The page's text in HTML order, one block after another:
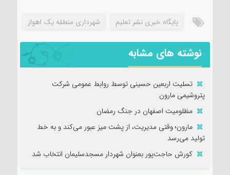
پایگاه خبری نشر تعلیم شهرداری منطقه یک اهواز
نوشته های مشابه
تسلیت اربعین حسینی توسط روابط عمومی شرکت
پتروشیمی مارون
مظلومیت اصفهان در جنگ رمضان
مارون؛ وقتی مدیریت، از پشت میز عبور می‌کند و به خط
تولید می‌رسد
کورش حاجت‌پور بعنوان شهردار مسجدسلیمان انتخاب شد